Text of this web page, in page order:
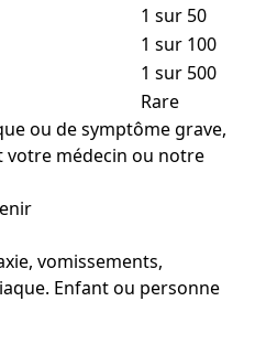
1 sur 50
1 sur 100
1 sur 500
Rare
ou de symptôme grave,
médecin ou notre
vomissements,
Enfant ou personne